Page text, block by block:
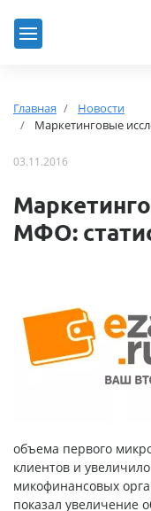
Главная
Новости
Маркетинговые
03.11.2016
МФО:
объема первого
клиентов и
микофинансовых
показал увеличение